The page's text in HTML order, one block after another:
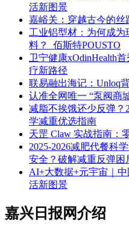
活新图景
嘉峪关：穿越古今的丝
工业铝型材：为何成
料？_佰斯特POUSTO
卫宁健康xOdinHealth
疗新路径
联易融出海记：Unloq
认准全网唯一 “泵阀商
减脂不挨饿还少反弹？
学减重优选指南
天罡 Claw 实战指南：
2025-2026减肥代餐科
安全？破解减重反弹困
AI+大数据+元宇宙｜
活新图景
嘉兴日报网介绍